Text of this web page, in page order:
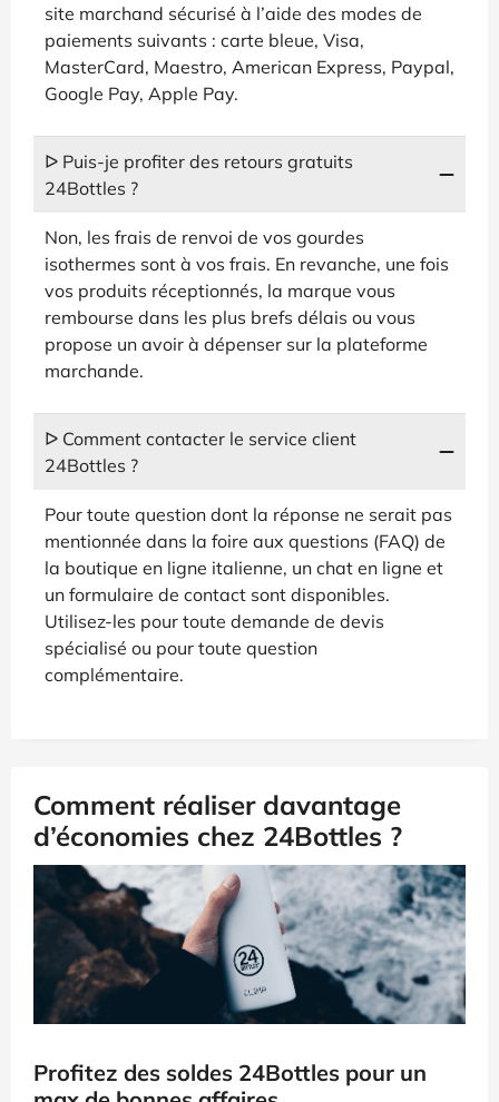
site marchand sécurisé à l’aide des modes de
paiements suivants : carte bleue, Visa,
MasterCard, Maestro, American Express, Paypal,
Google Pay, Apple Pay.
ᐅ Puis-je profiter des retours gratuits
24Bottles ?
Non, les frais de renvoi de vos gourdes
isothermes sont à vos frais. En revanche, une fois
vos produits réceptionnés, la marque vous
rembourse dans les plus brefs délais ou vous
propose un avoir à dépenser sur la plateforme
marchande.
ᐅ Comment contacter le service client
24Bottles ?
Pour toute question dont la réponse ne serait pas
mentionnée dans la foire aux questions (FAQ) de
la boutique en ligne italienne, un chat en ligne et
un formulaire de contact sont disponibles.
Utilisez-les pour toute demande de devis
spécialisé ou pour toute question
complémentaire.
Comment réaliser davantage
d’économies chez 24Bottles ?
Profitez des soldes 24Bottles pour un